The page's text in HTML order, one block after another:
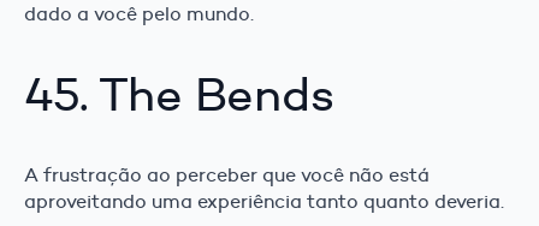
dado a você pelo mundo.
45. The Bends
A frustração ao perceber que você não está
aproveitando uma experiência tanto quanto deveria.